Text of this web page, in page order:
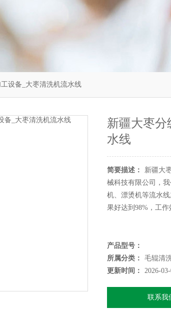
设备_大枣清洗机流水线
新疆大枣分
水线
简要描述：
新疆大
械科技有限公司，
机、漂烫机等流水
果好达到98%，工
产品型号：
所属分类：
毛辊清
更新时间：
2026-
联系我